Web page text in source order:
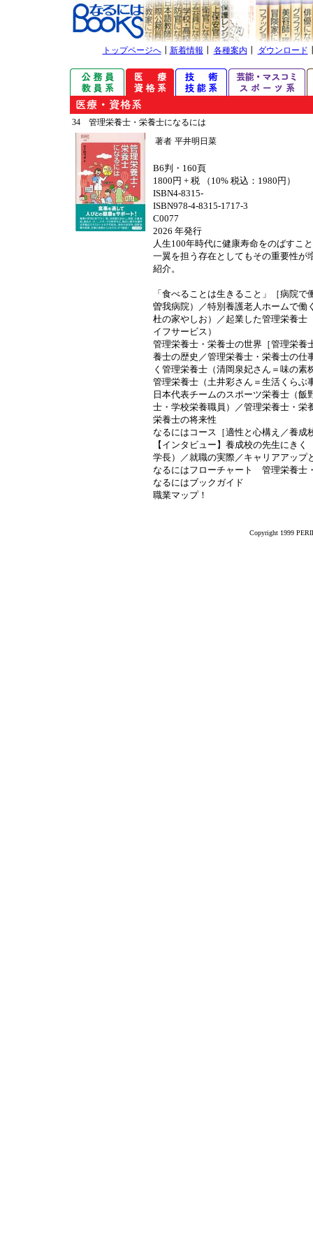
トップページへ┃ 新着情報 各種案内 ダウンロード
34 管理栄養士・栄養士になるには
著者 平井明日菜
B6判・160頁
1800円 + 税 （10% 税込：1980円）
ISBN4-8315-
ISBN978-4-8315-1717-3
C0077
2026 年発行
人生100年時代に健康寿命をのばすこ
一翼を担う存在としてもその重要性が
紹介。
「食べることは生きること」［病院
曽我病院）／特別養護老人ホームで働
杜の家やしお）／起業した管理栄養士
イフサービス）
管理栄養士・栄養士の世界［管理栄養
養士の歴史／管理栄養士・栄養士の仕
く管理栄養士（清岡泉妃さん＝味の
管理栄養士（土井彩さん＝生活くらぶ
日本代表チームのスポーツ栄養士（飯
士・学校栄養職員）／管理栄養士・栄
栄養士の将来性
なるにはコース［適性と心構え／養成
【インタビュー】養成校の先生にき
学長）／就職の実際／キャリアアップ
なるにはフローチャート 管理栄養士
なるにはブックガイド
職業マップ！
Copyright 1999